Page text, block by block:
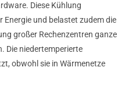
Diese Kühlung
Energie und belastet zudem die
großer Rechenzentren ganze
Die niedertemperierte
obwohl sie in Wärmenetze